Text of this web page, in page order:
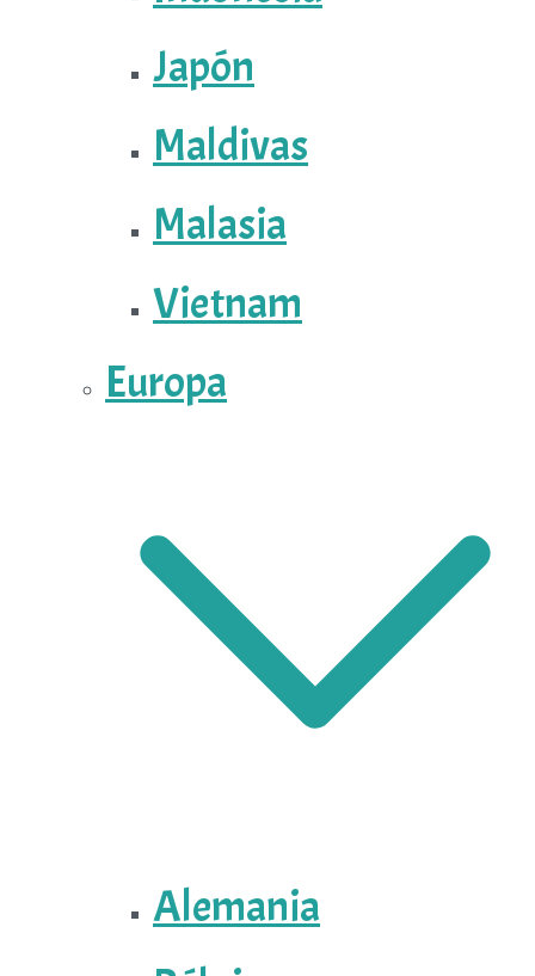
Japón
Maldivas
Malasia
Vietnam
Europa
Alemania